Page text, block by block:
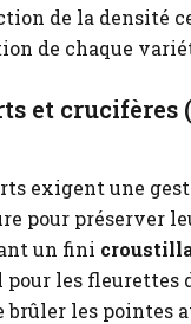
de la densité
de chaque
et crucifères
exigent une
pour préserver
un fini
pour les fleurettes
les pointes